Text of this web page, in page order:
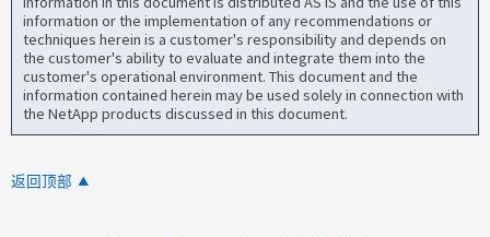
information or the implementation of any recommendations or
techniques herein is a customer's responsibility and depends on
the customer's ability to evaluate and integrate them into the
customer's operational environment. This document and the
information contained herein may be used solely in connection with
the NetApp products discussed in this document.
返回顶部